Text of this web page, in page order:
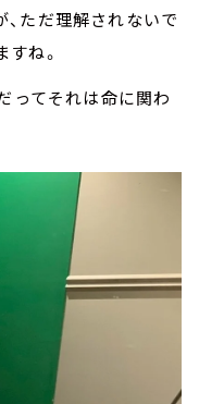
ただ理解されないで
ね。
ってそれは命に関わ